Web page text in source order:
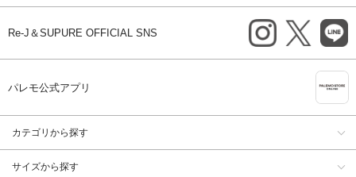
Re-J＆SUPURE OFFICIAL SNS
instagram
パレモ公式アプリ
カテゴリから探す
サイズから探す